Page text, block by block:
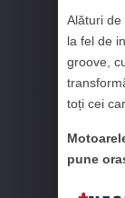
Alături de
la fel de
groove,
toți cei
pune